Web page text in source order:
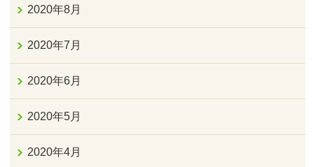
2020年8月
2020年7月
2020年6月
2020年5月
2020年4月